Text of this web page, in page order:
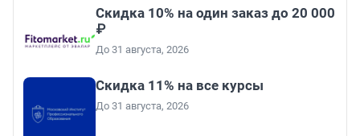
Скидка 10% на один заказ до 20 000
₽
До 31 августа, 2026
Скидка 11% на все курсы
До 31 августа, 2026